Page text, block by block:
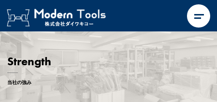
Strength
当社の強み